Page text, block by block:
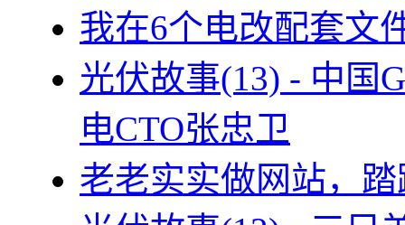
我在6个电改配套文
光伏故事(13) - 中国
电CTO张忠卫
老老实实做网站，